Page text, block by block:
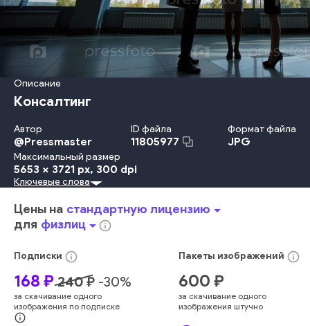
Описание
Консалтинг
Автор
@Pressmaster
ID файла
11805977
Формат файла
JPG
Максимальный размер
5653 x 3721 px, 300 dpi
Взрослый Женщины
В Помещении
Офис Группа Вестибюль
Взаимодействие
Партнёрство
Бизнесмен
Менеджер Профессия
Планирование
Обсуждение
Работник Умственного Труда
Мужской Пол
Деловой Человек
Городское Место Действия
Структура Здания
Ключевые слова
Цены на стандартную лицензиюarrow_drop_down
для физлицarrow_drop_downinfo_outline
Подписки info_outline
168 ₽ 240₽ -30%
за скачивание одного
изображения по подписке
info_outline
Пакеты изображений info_outline
600 ₽
за скачивание одного
изображения штучно